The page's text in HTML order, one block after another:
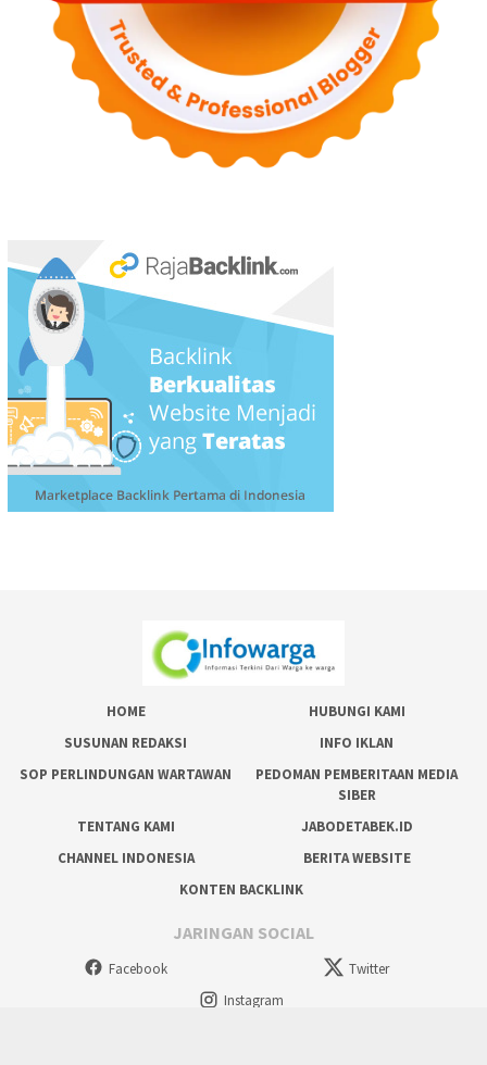
HOME
HUBUNGI KAMI
SUSUNAN REDAKSI
INFO IKLAN
SOP PERLINDUNGAN WARTAWAN
PEDOMAN PEMBERITAAN MEDIA
SIBER
TENTANG KAMI
JABODETABEK.ID
CHANNEL INDONESIA
BERITA WEBSITE
KONTEN BACKLINK
JARINGAN SOCIAL
Facebook
Twitter
Instagram